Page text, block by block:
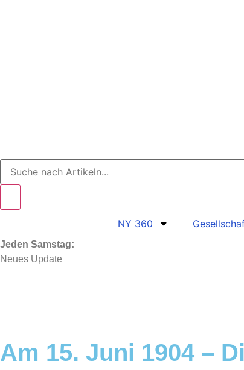
NY 360
Jeden Samstag:
Neues Update
Am 15. Juni 1904 –